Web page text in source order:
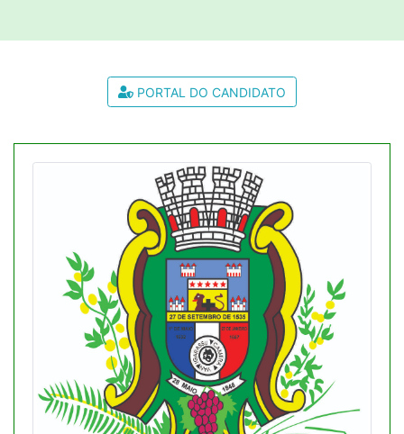
PORTAL DO CANDIDATO